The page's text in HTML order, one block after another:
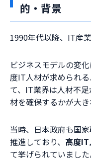
的・背景
1990年代以降、IT産
ビジネスモデルの変
度IT人材が求められ
て、IT業界は人材不
材を確保するかが大き
当時、日本政府も国
推進しており、 高度
て挙げられていました